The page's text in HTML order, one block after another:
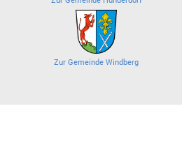
Zur Gemeinde Windberg